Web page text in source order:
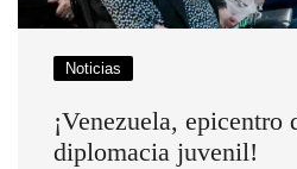
Noticias
¡Venezuela, epicentro
diplomacia juvenil!